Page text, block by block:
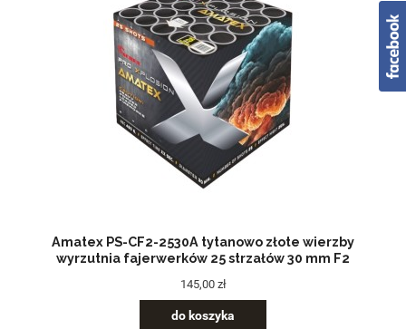
Amatex PS-CF2-2530A tytanowo złote wierzby
wyrzutnia fajerwerków 25 strzałów 30 mm F2
145,00 zł
do koszyka